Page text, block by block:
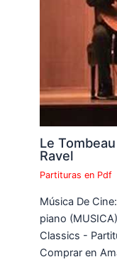
Le
Ravel
Partituras en Pdf
Música De
piano
Classics -
Comprar en